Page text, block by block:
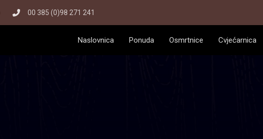
00 385 (0)98 271 241
Naslovnica Ponuda Osmrtnice Cvjećarnica